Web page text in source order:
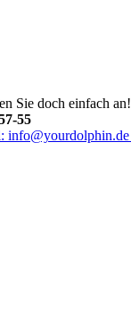
Sie doch einfach an!
55
info@yourdolphin.de